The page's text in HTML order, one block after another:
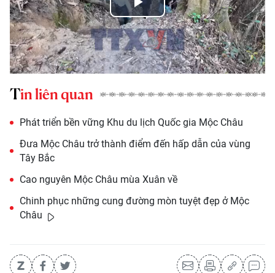
Play
Video
Tin liên quan
Phát triển bền vững Khu du lịch Quốc gia Mộc Châu
Đưa Mộc Châu trở thành điểm đến hấp dẫn của vùng
Tây Bắc
Cao nguyên Mộc Châu mùa Xuân về
Chinh phục những cung đường mòn tuyệt đẹp ở Mộc
Châu